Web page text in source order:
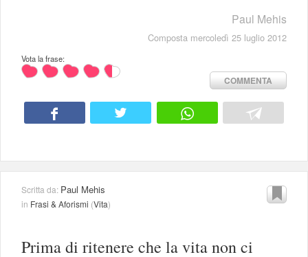
Paul Mehis
Composta mercoledì 25 luglio 2012
Vota la frase:
COMMENTA
Scritta da: Paul Mehis
in Frasi & Aforismi (Vita)
Prima di ritenere che la vita non ci